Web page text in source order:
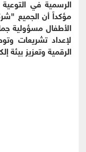
الرسمية في التوعية
مؤكداً أن الجميع
الأطفال مسؤولية
لإعداد تشريعات
الرقمية وتعزيز بيئة